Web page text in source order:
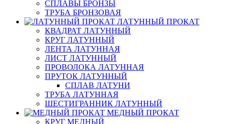
СПЛАВЫ БРОНЗЫ
ТРУБА БРОНЗОВАЯ
ЛАТУННЫЙ ПРОКАТ
КВАДРАТ ЛАТУННЫЙ
КРУГ ЛАТУННЫЙ
ЛЕНТА ЛАТУННАЯ
ЛИСТ ЛАТУННЫЙ
ПРОВОЛОКА ЛАТУННАЯ
ПРУТОК ЛАТУННЫЙ
СПЛАВ ЛАТУНИ
ТРУБА ЛАТУННАЯ
ШЕСТИГРАННИК ЛАТУННЫЙ
МЕДНЫЙ ПРОКАТ
КРУГ МЕДНЫЙ